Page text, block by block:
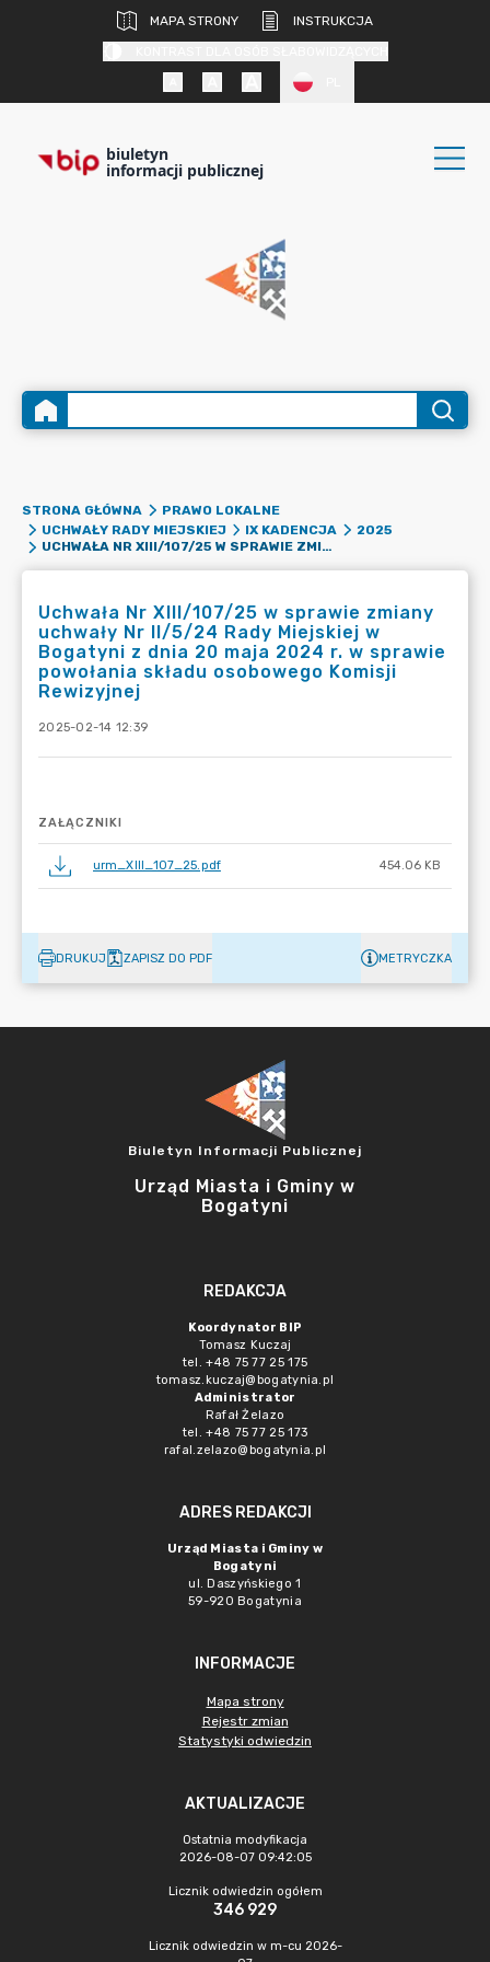
MAPA STRONY
INSTRUKCJA
biuletyn
informacji publicznej
STRONA GŁÓWNA
PRAWO LOKALNE
UCHWAŁY RADY MIEJSKIEJ
IX KADENCJA
2025
UCHWAŁA NR XIII/107/25 W SPRAWIE ZMIANY UCHWAŁY NR II/5/24 RADY MIEJSKIEJ W BOGATYNI Z DNIA 20 MAJA 2024 R. W SPRAWIE POWOŁANIA SKŁADU OSOBOWEGO KOMISJI REWIZYJNEJ
Uchwała Nr XIII/107/25 w sprawie zmiany
uchwały Nr II/5/24 Rady Miejskiej w
Bogatyni z dnia 20 maja 2024 r. w sprawie
powołania składu osobowego Komisji
Rewizyjnej
2025-02-14 12:39
ZAŁĄCZNIKI
urm_XIII_107_25.pdf 454.06 KB
DRUKUJ ZAPISZ DO PDF METRYCZKA
Biuletyn Informacji Publicznej
Urząd Miasta i Gminy w
Bogatyni
REDAKCJA
Koordynator BIP
Tomasz Kuczaj
tel. +48 75 77 25 175
tomasz.kuczaj@bogatynia.pl
Administrator
Rafał Żelazo
tel. +48 75 77 25 173
rafal.zelazo@bogatynia.pl
ADRES REDAKCJI
Urząd Miasta i Gminy w
Bogatyni
ul. Daszyńskiego 1
59-920 Bogatynia
INFORMACJE
Mapa strony
Rejestr zmian
Statystyki odwiedzin
AKTUALIZACJE
Ostatnia modyfikacja
2026-08-07 09:42:05
Licznik odwiedzin ogółem
346 929
Licznik odwiedzin w m-cu 2026-